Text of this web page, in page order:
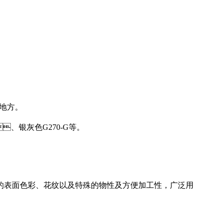
。
色G270-G等。
色彩、花纹以及特殊的物性及方便加工性，广泛用